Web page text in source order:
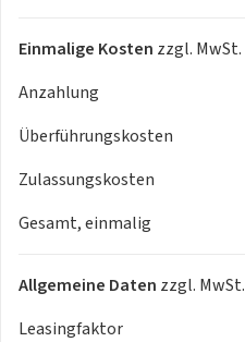
Einmalige Kosten zzgl. MwSt.
Anzahlung
Überführungskosten
Zulassungskosten
Gesamt, einmalig
Allgemeine Daten zzgl. MwSt.
Leasingfaktor